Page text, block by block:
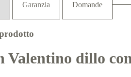
Garanzia Domande
Valentino dillo